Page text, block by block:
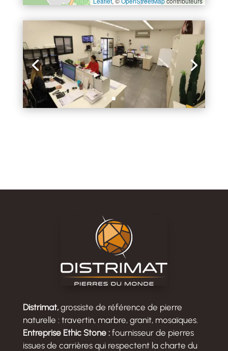
Distrimat,grossiste de référence de pierre
naturelle : travertin, marbre, granit, mosaïques.
Entreprise Ethic Stone :fournisseur de pierres
issues de carrières qui respectent la charte du